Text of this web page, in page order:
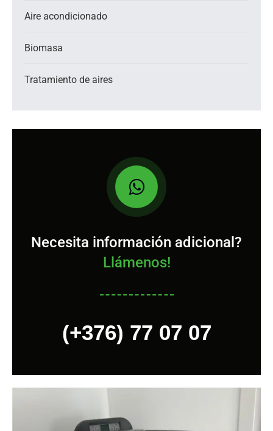
Aire acondicionado
Biomasa
Tratamiento de aires
Necesita información adicional?
Llámenos!
(+376) 77 07 07